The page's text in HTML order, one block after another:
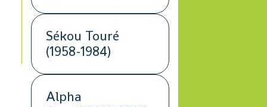
Sékou Touré
(1958-1984)
Alpha